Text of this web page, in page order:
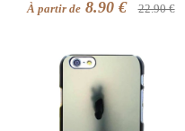
À partir de8.90 € 22.90 €